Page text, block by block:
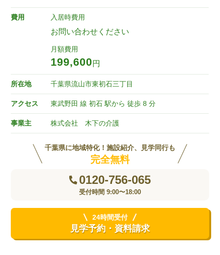
費用 入居時費用
お問い合わせください
月額費用
199,600円
所在地 千葉県流山市東初石三丁目
アクセス 東武野田 線 初石 駅から 徒歩 8 分
事業主 株式会社 木下の介護
千葉県に地域特化！施設紹介、見学同行も
完全無料
0120-756-065
受付時間 9:00〜18:00
24時間受付
見学予約・資料請求